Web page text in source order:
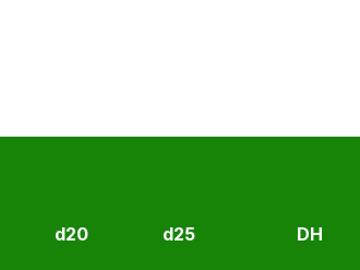
d20 d25 DH